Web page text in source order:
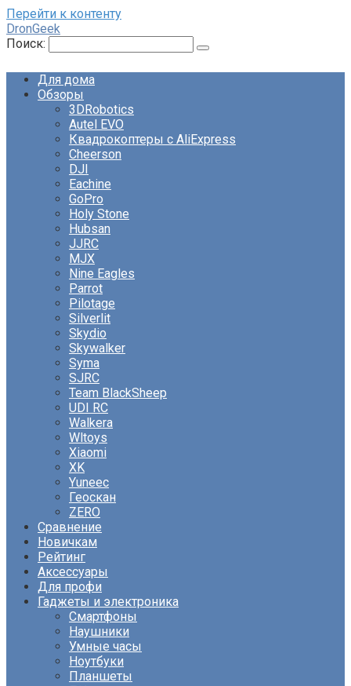
Перейти к контенту
DronGeek
Поиск:
Для дома
Обзоры
3DRobotics
Autel EVO
Квадрокоптеры с AliExpress
Cheerson
DJI
Eachine
GoPro
Holy Stone
Hubsan
JJRC
MJX
Nine Eagles
Parrot
Pilotage
Silverlit
Skydio
Skywalker
Syma
SJRC
Team BlackSheep
UDI RC
Walkera
Wltoys
Xiaomi
XK
Yuneec
Геоскан
ZERO
Сравнение
Новичкам
Рейтинг
Аксессуары
Для профи
Гаджеты и электроника
Смартфоны
Наушники
Умные часы
Ноутбуки
Планшеты